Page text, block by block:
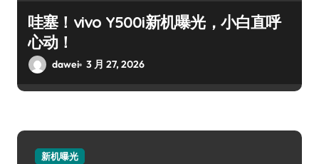
哇塞！vivo Y500i新机曝光，小白直呼
心动！
dawei 3 月 27, 2026
新机曝光